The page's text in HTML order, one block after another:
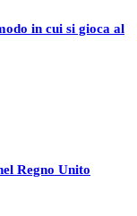
in cui si gioca al
Regno Unito